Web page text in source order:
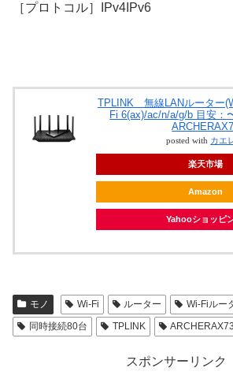
［プロトコル］IPv4IPv6
TPLINK 無線LANルーター
Fi 6(ax)/ac/n/a/g/b 目安：
posted with カエ
楽天市場
Amazon
Yahooショッピ
モノ Wi-Fi ルーター Wi-Fiルー
同時接続80台
TPLINK ARCHERAX73
スポンサーリンク